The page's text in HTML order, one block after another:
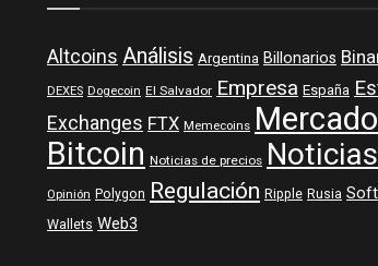
Altcoins Análisis Argentina Billonarios
DEXES Dogecoin El Salvador Empresa España
Exchanges FTX Memecoins
Bitcoin Noticias de precios
Opinión Polygon Regulación Ripple Rusia
Wallets Web3